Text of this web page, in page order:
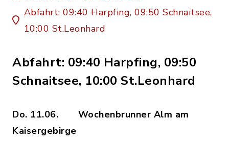
Abfahrt: 09:40 Harpfing, 09:50 Schnaitsee,
10:00 St.Leonhard
Abfahrt: 09:40 Harpfing, 09:50
Schnaitsee, 10:00 St.Leonhard
Do. 11.06. Wochenbrunner Alm am
Kaisergebirge